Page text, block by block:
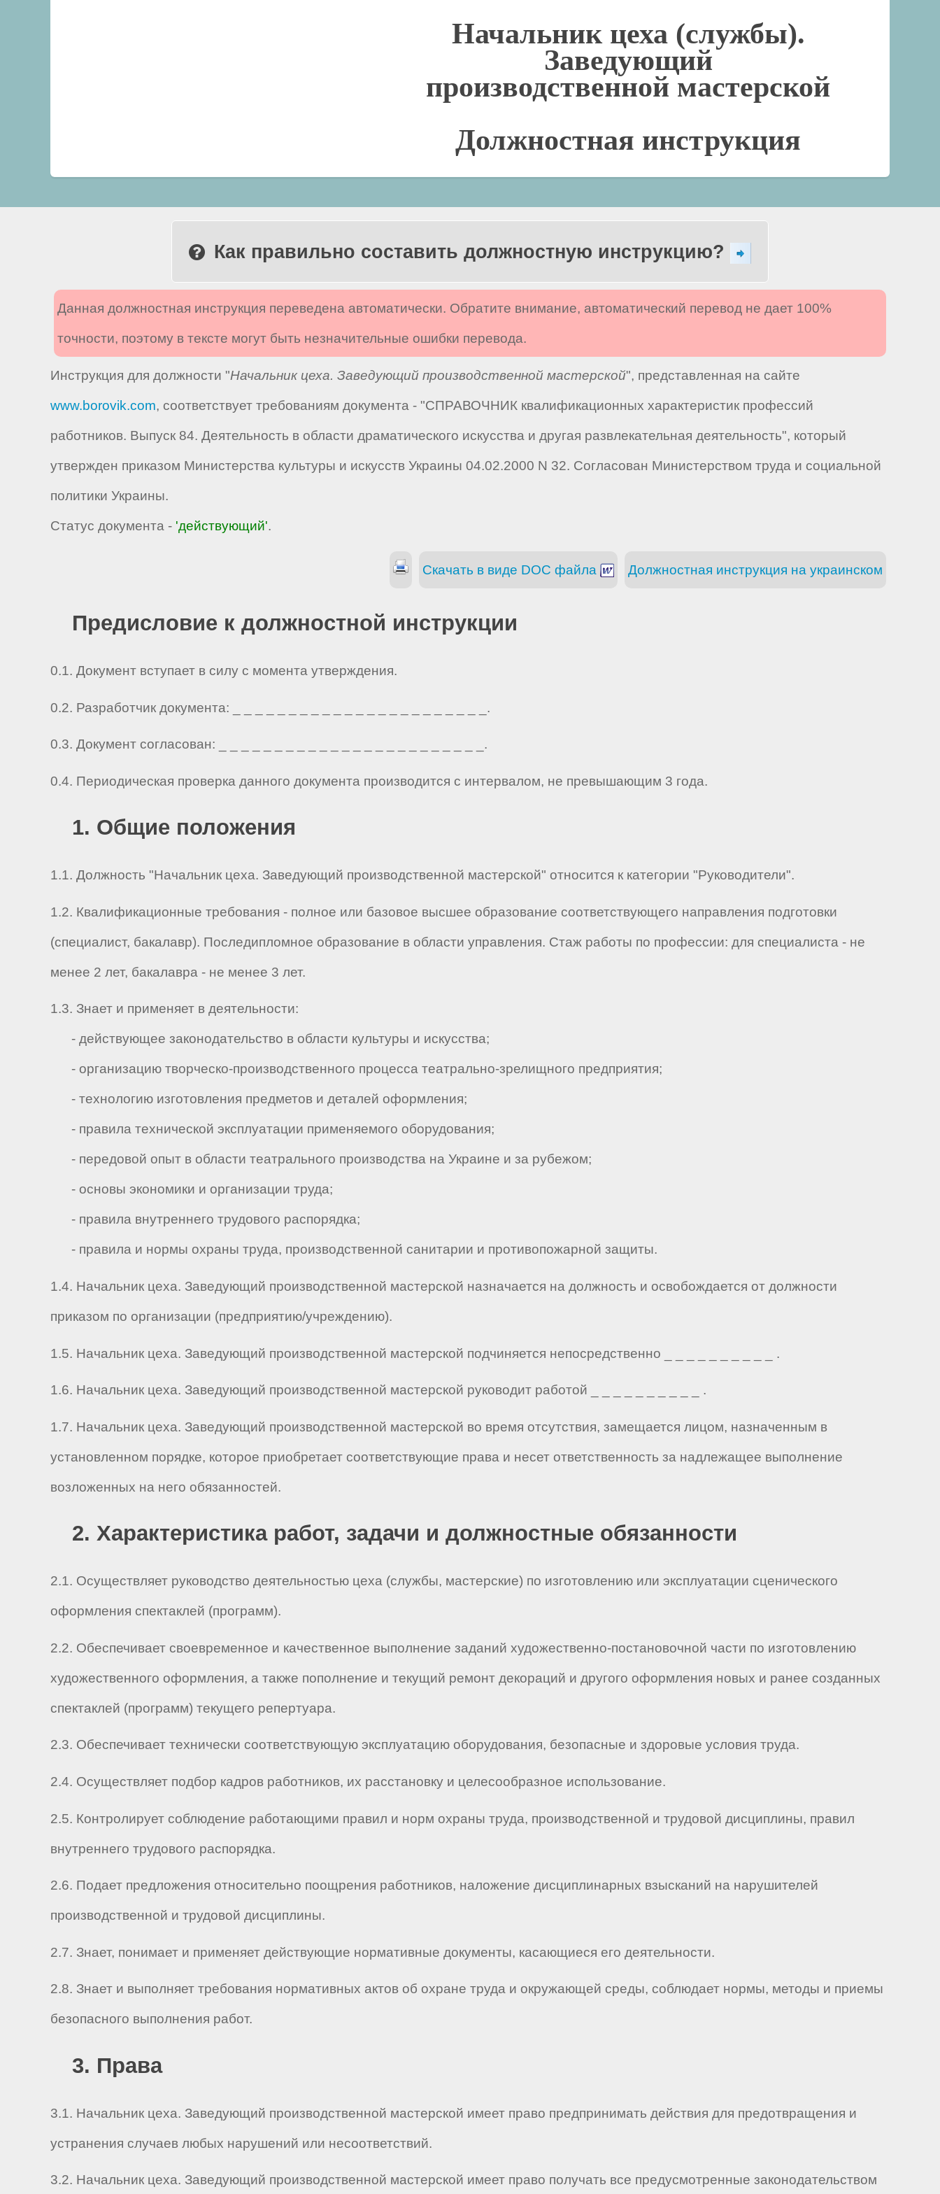
Начальник цеха (службы).
Заведующий
производственной мастерской
Должностная инструкция
Как правильно составить должностную инструкцию?
Данная должностная инструкция переведена автоматически. Обратите внимание, автоматический перевод не дает 100%
точности, поэтому в тексте могут быть незначительные ошибки перевода.
Инструкция для должности "Начальник цеха. Заведующий производственной мастерской", представленная на сайте
www.borovik.com, соответствует требованиям документа - "СПРАВОЧНИК квалификационных характеристик профессий
работников. Выпуск 84. Деятельность в области драматического искусства и другая развлекательная деятельность", который
утвержден приказом Министерства культуры и искусств Украины 04.02.2000 N 32. Согласован Министерством труда и социальной
политики Украины.
Статус документа - 'действующий'.
Должностная инструкция на украинском
Скачать в виде DOC файла
Предисловие к должностной инструкции
0.1. Документ вступает в силу с момента утверждения.
0.2. Разработчик документа: _ _ _ _ _ _ _ _ _ _ _ _ _ _ _ _ _ _ _ _ _ _ _.
0.3. Документ согласован: _ _ _ _ _ _ _ _ _ _ _ _ _ _ _ _ _ _ _ _ _ _ _ _.
0.4. Периодическая проверка данного документа производится с интервалом, не превышающим 3 года.
1. Общие положения
1.1. Должность "Начальник цеха. Заведующий производственной мастерской" относится к категории "Руководители".
1.2. Квалификационные требования - полное или базовое высшее образование соответствующего направления подготовки
(специалист, бакалавр). Последипломное образование в области управления. Стаж работы по профессии: для специалиста - не
менее 2 лет, бакалавра - не менее 3 лет.
1.3. Знает и применяет в деятельности:
- действующее законодательство в области культуры и искусства;
- организацию творческо-производственного процесса театрально-зрелищного предприятия;
- технологию изготовления предметов и деталей оформления;
- правила технической эксплуатации применяемого оборудования;
- передовой опыт в области театрального производства на Украине и за рубежом;
- основы экономики и организации труда;
- правила внутреннего трудового распорядка;
- правила и нормы охраны труда, производственной санитарии и противопожарной защиты.
1.4. Начальник цеха. Заведующий производственной мастерской назначается на должность и освобождается от должности
приказом по организации (предприятию/учреждению).
1.5. Начальник цеха. Заведующий производственной мастерской подчиняется непосредственно _ _ _ _ _ _ _ _ _ _ .
1.6. Начальник цеха. Заведующий производственной мастерской руководит работой _ _ _ _ _ _ _ _ _ _ .
1.7. Начальник цеха. Заведующий производственной мастерской во время отсутствия, замещается лицом, назначенным в
установленном порядке, которое приобретает соответствующие права и несет ответственность за надлежащее выполнение
возложенных на него обязанностей.
2. Характеристика работ, задачи и должностные обязанности
2.1. Осуществляет руководство деятельностью цеха (службы, мастерские) по изготовлению или эксплуатации сценического
оформления спектаклей (программ).
2.2. Обеспечивает своевременное и качественное выполнение заданий художественно-постановочной части по изготовлению
художественного оформления, а также пополнение и текущий ремонт декораций и другого оформления новых и ранее созданных
спектаклей (программ) текущего репертуара.
2.3. Обеспечивает технически соответствующую эксплуатацию оборудования, безопасные и здоровые условия труда.
2.4. Осуществляет подбор кадров работников, их расстановку и целесообразное использование.
2.5. Контролирует соблюдение работающими правил и норм охраны труда, производственной и трудовой дисциплины, правил
внутреннего трудового распорядка.
2.6. Подает предложения относительно поощрения работников, наложение дисциплинарных взысканий на нарушителей
производственной и трудовой дисциплины.
2.7. Знает, понимает и применяет действующие нормативные документы, касающиеся его деятельности.
2.8. Знает и выполняет требования нормативных актов об охране труда и окружающей среды, соблюдает нормы, методы и приемы
безопасного выполнения работ.
3. Права
3.1. Начальник цеха. Заведующий производственной мастерской имеет право предпринимать действия для предотвращения и
устранения случаев любых нарушений или несоответствий.
3.2. Начальник цеха. Заведующий производственной мастерской имеет право получать все предусмотренные законодательством